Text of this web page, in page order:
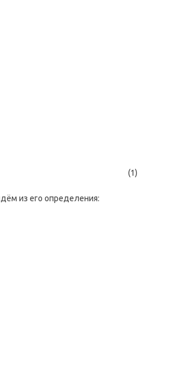
(1)
из его определения: